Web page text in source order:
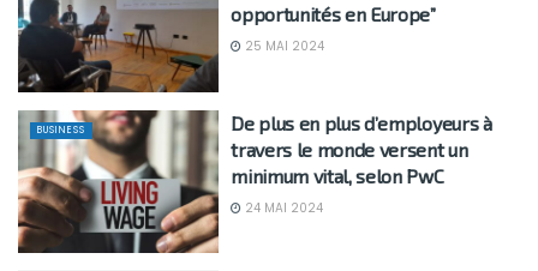
opportunités en Europe”
25 MAI 2024
BUSINESS
De plus en plus d’employeurs à
travers le monde versent un
minimum vital, selon PwC
24 MAI 2024